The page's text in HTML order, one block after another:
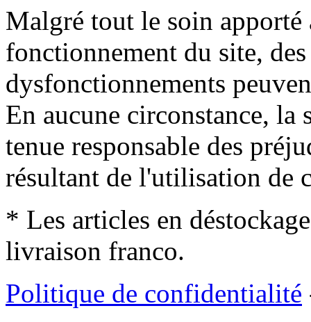
Malgré tout le soin apporté
fonctionnement du site,
dysfonctionnements
En aucune circonstance, la
tenue responsable des
résultant de l'utilisation de
* Les articles en
livraison franco.
Politique de confidentialité